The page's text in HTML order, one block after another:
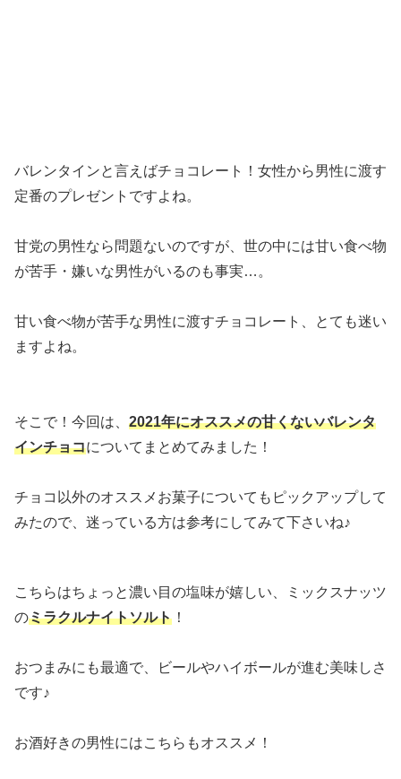
バレンタインと言えばチョコレート！女性から男性に渡す
定番のプレゼントですよね。
甘党の男性なら問題ないのですが、世の中には甘い食べ物
が苦手・嫌いな男性がいるのも事実…。
甘い食べ物が苦手な男性に渡すチョコレート、とても迷い
ますよね。
そこで！今回は、 2021年にオススメの甘くないバレンタ
インチョコについてまとめてみました！
チョコ以外のオススメお菓子についてもピックアップして
みたので、迷っている方は参考にしてみて下さいね♪
こちらはちょっと濃い目の塩味が嬉しい、ミックスナッツ
のミラクルナイトソルト ！
おつまみにも最適で、ビールやハイボールが進む美味しさ
です♪
お酒好きの男性にはこちらもオススメ！